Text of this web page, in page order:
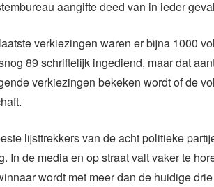
aangifte deed van in ieder
verkiezingen waren er bijna 1000
89 schriftelijk ingediend, maar dat
verkiezingen bekeken wordt of de
lijsttrekkers van de acht politieke
In de media en op straat valt vaker te
wordt met meer dan de huidige